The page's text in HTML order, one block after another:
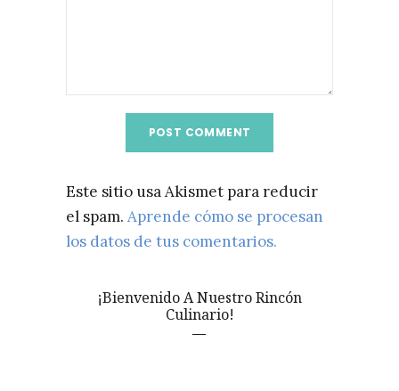
Este sitio usa Akismet para reducir
el spam. Aprende cómo se procesan
los datos de tus comentarios.
¡Bienvenido A Nuestro Rincón
Culinario!